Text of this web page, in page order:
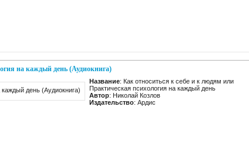
на каждый день (Аудиокнига)
Название: Как относиться к себе и к людям или
Практическая психология на каждый день
Автор: Николай Козлов
Издательство: Ардис